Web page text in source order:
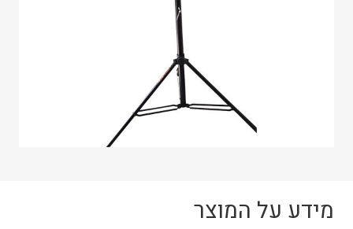
מידע על המוצר